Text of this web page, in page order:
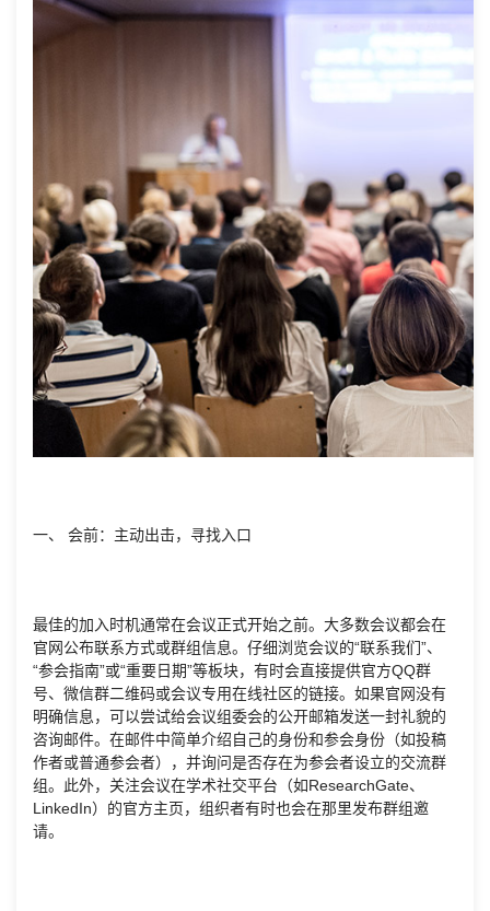
一、 会前：主动出击，寻找入口
最佳的加入时机通常在会议正式开始之前。大多数会议都会在
官网公布联系方式或群组信息。仔细浏览会议的“联系我们”、
“参会指南”或“重要日期”等板块，有时会直接提供官方QQ群
号、微信群二维码或会议专用在线社区的链接。如果官网没有
明确信息，可以尝试给会议组委会的公开邮箱发送一封礼貌的
咨询邮件。在邮件中简单介绍自己的身份和参会身份（如投稿
作者或普通参会者），并询问是否存在为参会者设立的交流群
组。此外，关注会议在学术社交平台（如ResearchGate、
LinkedIn）的官方主页，组织者有时也会在那里发布群组邀
请。